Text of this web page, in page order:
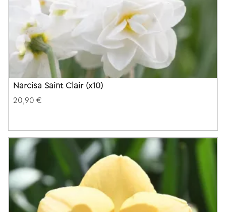
Narcisa Saint Clair (x10)
20,90 €